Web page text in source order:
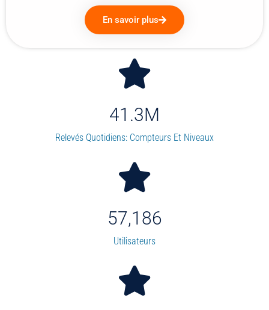
En savoir plus
Relevés Quotidiens: Compteurs Et Niveaux
41.3M
Utilisateurs
57,186